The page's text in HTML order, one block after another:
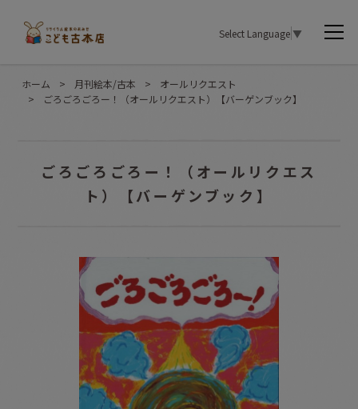
Select Language▼
ホーム > 月刊絵本/古本 >
オールリクエスト
>
ごろごろごろー！（オールリクエスト）【バーゲンブック】
ごろごろごろー！（オールリクエス
ト）【バーゲンブック】